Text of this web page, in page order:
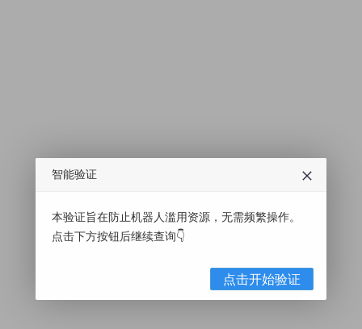
智能验证
本验证旨在防止机器人滥用资源，无需频繁操作。
点击下方按钮后继续查询👇
点击开始验证